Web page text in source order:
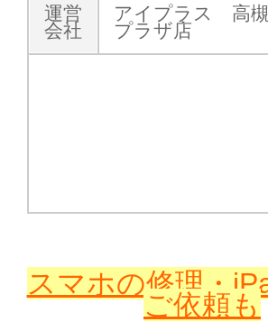
運営
会社
アイプラス 高
プラザ店
スマホの修理・
ご依頼も